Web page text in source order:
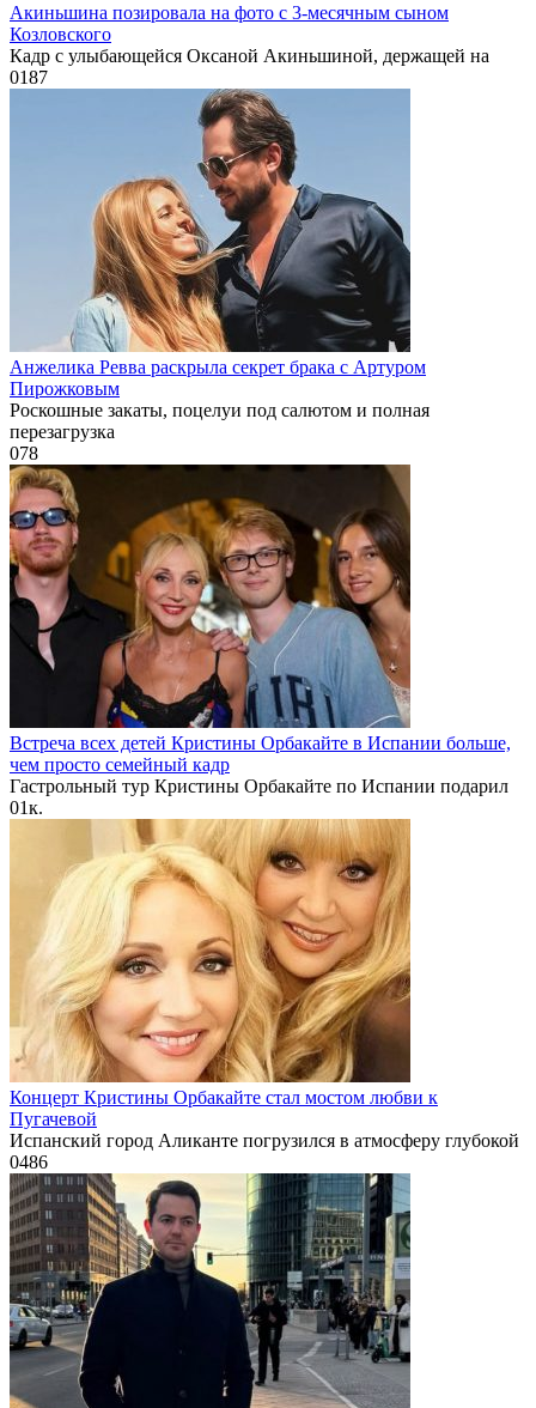
Акиньшина позировала на фото с 3-месячным сыном
Козловского
Кадр с улыбающейся Оксаной Акиньшиной, держащей на
0187
Анжелика Ревва раскрыла секрет брака с Артуром
Пирожковым
Роскошные закаты, поцелуи под салютом и полная
перезагрузка
078
Встреча всех детей Кристины Орбакайте в Испании больше,
чем просто семейный кадр
Гастрольный тур Кристины Орбакайте по Испании подарил
01к.
Концерт Кристины Орбакайте стал мостом любви к
Пугачевой
Испанский город Аликанте погрузился в атмосферу глубокой
0486